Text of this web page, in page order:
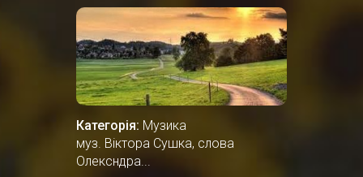
Категорія: Музика
муз. Віктора Сушка, слова
Олексндра...